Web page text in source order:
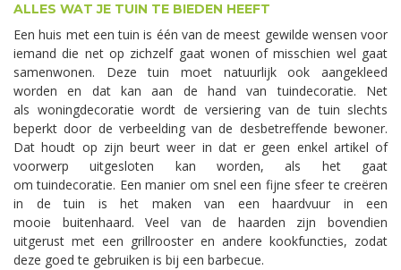
ALLES WAT JE TUIN TE BIEDEN HEEFT
Een huis met een tuin is één van de meest gewilde wensen voor
iemand die net op zichzelf gaat wonen of misschien wel gaat
samenwonen. Deze tuin moet natuurlijk ook aangekleed
worden en dat kan aan de hand van tuindecoratie. Net
als woningdecoratie wordt de versiering van de tuin slechts
beperkt door de verbeelding van de desbetreffende bewoner.
Dat houdt op zijn beurt weer in dat er geen enkel artikel of
voorwerp uitgesloten kan worden, als het gaat
om tuindecoratie. Een manier om snel een fijne sfeer te creëren
in de tuin is het maken van een haardvuur in een
mooie buitenhaard. Veel van de haarden zijn bovendien
uitgerust met een grillrooster en andere kookfuncties, zodat
deze goed te gebruiken is bij een barbecue.